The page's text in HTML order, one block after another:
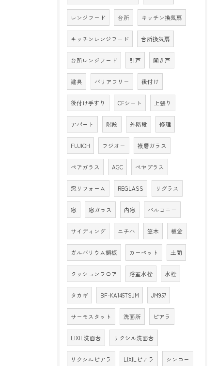
レンジフード 台所 キッチン換気扇
キッチンレンジフード 台所換気扇
台所レンジフード 引戸 開き戸
建具 バリアフリー 後付け
後付け手すり CFシート 上張り
アパート 階段 外階段 修理
FUJIOH フジオー 複層ガラス
ペアガラス AGC ペヤプラス
窓リフォーム REGLASS リグラス
窓 窓ガラス 内窓 バルコニー
サイディング ニチハ 笠木 板金
ガルバリウム鋼板 カーペット 土間
クッションフロア 浴室水栓 水栓
タカギ BF-KA145TSJM JM957
サーモスタット 洗面所 ピアラ
LIXIL洗面台 リクシル洗面台
リクシルピアラ LIXILピアラ シンコー